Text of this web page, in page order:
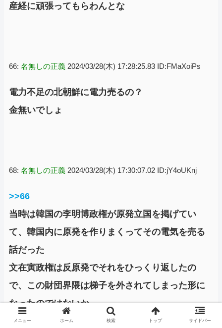
産経に頑張ってもらわんとな
66: 名無しの正義 2024/03/28(木) 17:28:25.83 ID:FMaXoiPs
電力不足の北朝鮮に電力売るの？
金無いでしょ
68: 名無しの正義 2024/03/28(木) 17:30:07.02 ID:jY4oUKnj
>>66
当時は韓国の李明博政権が原発立国を掲げてい
て、韓国内に原発を作りまくってその電気を売る
話だった
文在寅政権は反原発でそれをひっくり返したの
で、この財団界隈は梯子を外されてしまった形に
なったのではないか
メニュー ホーム 検索 トップ サイドバー